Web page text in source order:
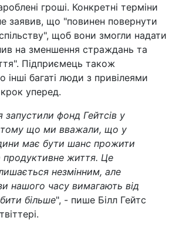
гроші. Конкретні терміни
заявив, що "повинен повернути
щоб вони змогли надати
на зменшення страждань та
Підприємець також
інші багаті люди з привілеями
уперед.
запустили фонд Гейтсів у
тому що ми вважали, що у
має бути шанс прожити
продуктивне життя. Це
незмінним, але
нашого часу вимагають від
більше", - пише Білл Гейтс